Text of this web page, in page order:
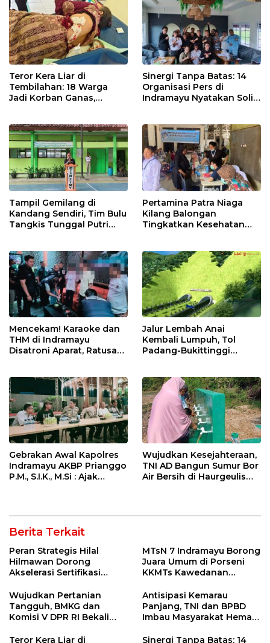
Teror Kera Liar di
Tembilahan: 18 Warga
Jadi Korban Ganas,
Sinergi Tanpa Batas: 14
Organisasi Pers di
Indramayu Nyatakan Solid
Tampil Gemilang di
Kandang Sendiri, Tim Bulu
Tangkis Tunggal Putri
Jatibarang 2026
Pertamina Patra Niaga
Kilang Balongan
Tingkatkan Kesehatan
Rutin dan Edukasi
Perawatan Gigi
Mencekam! Karaoke dan
THM di Indramayu
Disatroni Aparat, Ratusan
Jalur Lembah Anai
Kembali Lumpuh, Tol
Padang-Bukittinggi
Gebrakan Awal Kapolres
Indramayu AKBP Prianggo
P.M., S.I.K., M.Si : Ajak
Wujudkan Kesejahteraan,
TNI AD Bangun Sumur Bor
Air Bersih di Haurgeulis
Berita Terkait
Peran Strategis Hilal
Hilmawan Dorong
Akselerasi Sertifikasi
Entaskan Kemiskinan di
Indramayu
MTsN 7 Indramayu Borong
Juara Umum di Porseni
KKMTs Kawedanan
Wujudkan Pertanian
Tangguh, BMKG dan
Komisi V DPR RI Bekali
Sekolah Lapang Iklim
Antisipasi Kemarau
Panjang, TNI dan BPBD
Imbau Masyarakat Hemat
Kebakaran
Teror Kera Liar di Sinergi Tanpa Batas: 14